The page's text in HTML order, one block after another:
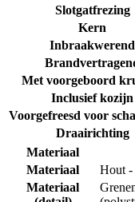
Slotgatfrezing
Kern
Inbraakwerend
Met voorgeboord
Inclusief kozijn
Voorgefreesd voor
Draairichting
Materiaal
Materiaal
Hout -
Materiaal